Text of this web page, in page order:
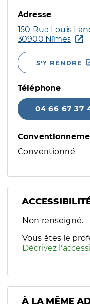
Adresse
150 Rue Louis
30900 Nîmes
S'Y RENDRE
Téléphone
04 66 67 37
Conventionné
Filtres
Sélectionnez un ou
Non renseigné.
Vous êtes le
Décrivez
À LA MÊME